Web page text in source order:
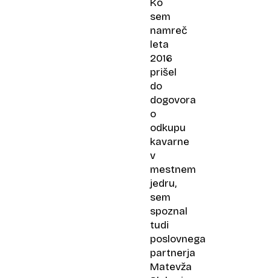
Ko
sem
namreč
leta
2016
prišel
do
dogovora
o
odkupu
kavarne
v
mestnem
jedru,
sem
spoznal
tudi
poslovnega
partnerja
Matevža